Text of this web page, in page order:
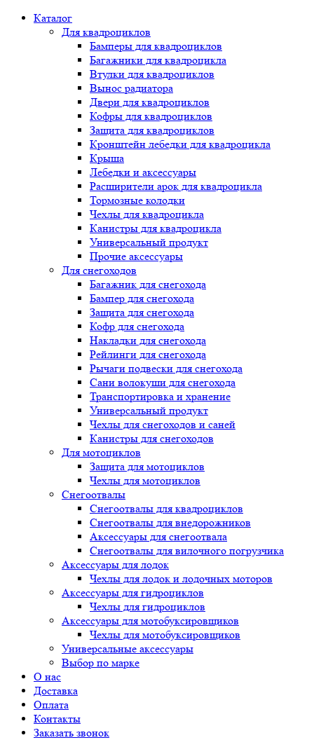
Каталог
Для квадроциклов
Бамперы для квадроциклов
Багажники для квадроцикла
Втулки для квадроциклов
Вынос радиатора
Двери для квадроциклов
Кофры для квадроциклов
Защита для квадроциклов
Кронштейн лебедки для квадроцикла
Крыша
Лебедки и аксессуары
Расширители арок для квадроцикла
Тормозные колодки
Чехлы для квадроцикла
Канистры для квадроцикла
Универсальный продукт
Прочие аксессуары
Для снегоходов
Багажник для снегохода
Бампер для снегохода
Защита для снегохода
Кофр для снегохода
Накладки для снегохода
Рейлинги для снегохода
Рычаги подвески для снегохода
Сани волокуши для снегохода
Транспортировка и хранение
Универсальный продукт
Чехлы для снегоходов и саней
Канистры для снегоходов
Для мотоциклов
Защита для мотоциклов
Чехлы для мотоциклов
Снегоотвалы
Снегоотвалы для квадроциклов
Снегоотвалы для внедорожников
Аксессуары для снегоотвала
Снегоотвалы для вилочного погрузчика
Аксессуары для лодок
Чехлы для лодок и лодочных моторов
Аксессуары для гидроциклов
Чехлы для гидроциклов
Аксессуары для мотобуксировщиков
Чехлы для мотобуксировщиков
Универсальные аксессуары
Выбор по марке
О нас
Доставка
Оплата
Контакты
Заказать звонок